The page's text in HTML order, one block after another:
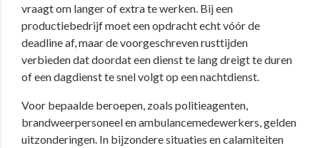
vraagt om langer of extra te werken. Bij een
productiebedrijf moet een opdracht echt vóór de
deadline af, maar de voorgeschreven rusttijden
verbieden dat doordat een dienst te lang dreigt te duren
of een dagdienst te snel volgt op een nachtdienst.
Voor bepaalde beroepen, zoals politieagenten,
brandweerpersoneel en ambulancemedewerkers, gelden
uitzonderingen. In bijzondere situaties en calamiteiten